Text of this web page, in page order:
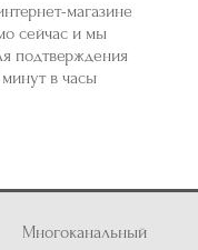
магазине
сейчас и мы
подтверждения
минут в часы
Многоканальный